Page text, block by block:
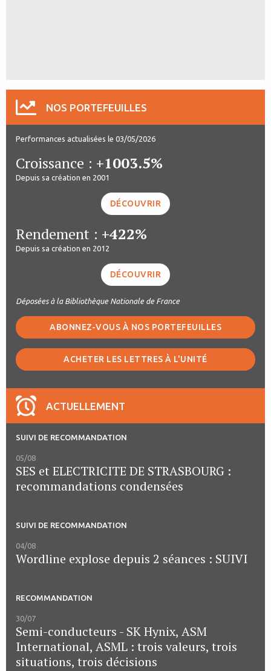
NOS PORTEFEUILLES
Performances actualisées le 03/05/2026
Croissance : +1003.5%
Depuis sa création en 2001
DÉCOUVRIR
Rendement : +422%
Depuis sa création en 2012
DÉCOUVRIR
Déposées à la Bibliothèque Nationale de France
ABONNEZ-VOUS À NOS PORTEFEUILLES
ACHETER LES LETTRES À L'UNITÉ
ACTUELLEMENT
SUIVI DE RECOMMANDATION
05/08
SES et ELECTRICITE DE STRASBOURG :
recommandations condensées
SUIVI DE RECOMMANDATION
04/08
Wordline explose depuis 2 séances : SUIVI
RECOMMANDATION
30/07
Semi-conducteurs - SK Hynix, ASM
International, ASML : trois valeurs, trois
situations, trois décisions